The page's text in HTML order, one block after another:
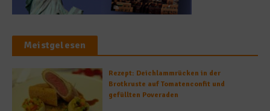
Meistgelesen
Rezept: Deichlammrücken in der
Brotkruste auf Tomatenconfit und
gefüllten Poveraden